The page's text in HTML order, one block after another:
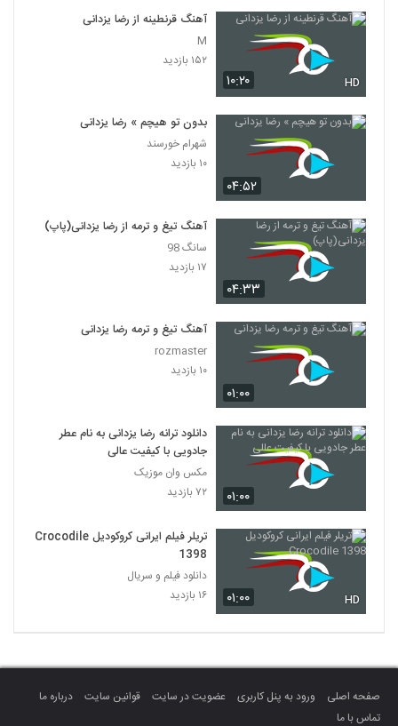
۱۰:۲۰ HD
آهنگ قرنطینه از رضا یزدانی
M
۱۵۲ بازدید
۰۴:۵۲
بدون تو هیچم » رضا یزدانی
شهرام خورسند
۱۰ بازدید
۰۴:۳۳
آهنگ تیغ و ترمه از رضا یزدانی(پاپ)
سانگ 98
۱۷ بازدید
۰۱:۰۰
آهنگ تیغ و ترمه رضا یزدانی
rozmaster
۱۰ بازدید
۰۱:۰۰
دانلود ترانه رضا یزدانی به نام عطر
جادویی با کیفیت عالی
مکس وان موزیک
۷۲ بازدید
۰۱:۰۰ HD
تریلر فیلم ایرانی کروکودیل Crocodile
1398
دانلود فیلم و سریال
۱۶ بازدید
صفحه اصلی ورود به پنل کاربری عضویت در سایت قوانین سایت
درباره ما
تماس با ما